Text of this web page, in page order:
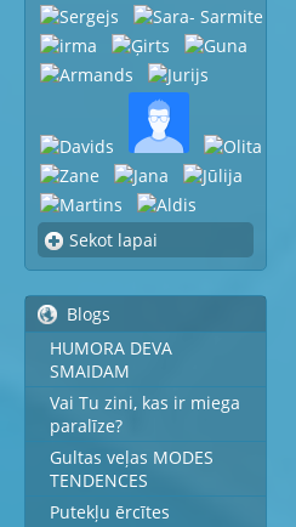
Sekot lapai
Blogs
HUMORA DEVA
SMAIDAM
Vai Tu zini, kas ir miega
paralīze?
Gultas veļas MODES
TENDENCES
Putekļu ērcītes